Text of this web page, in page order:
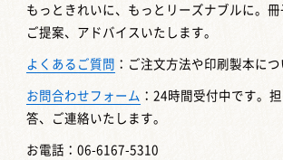
もっときれいに、もっとリーズナブルに。
ご提案、アドバイスいたします。
よくあるご質問 ：ご注文方法や印刷製本につ
お問合わせフォーム ：24時間受付中です。
答、ご連絡いたします。
お電話：06-6167-5310